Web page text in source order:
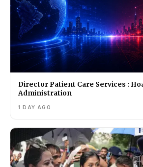
Director Patient Care Services :
Administration
1 DAY AGO